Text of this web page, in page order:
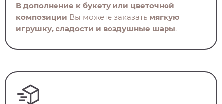
В дополнение к букету или цветочной
композиции Вы можете заказать мягкую
игрушку, сладости и воздушные шары.